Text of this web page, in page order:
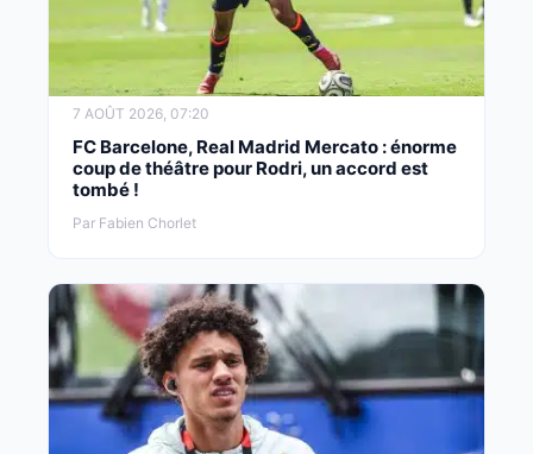
7 AOÛT 2026, 07:20
FC Barcelone, Real Madrid Mercato : énorme
coup de théâtre pour Rodri, un accord est
tombé !
Par Fabien Chorlet